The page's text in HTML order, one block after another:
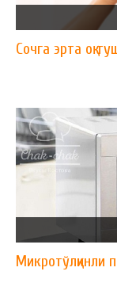
Сочга эрта оқ
Микротўлқинли